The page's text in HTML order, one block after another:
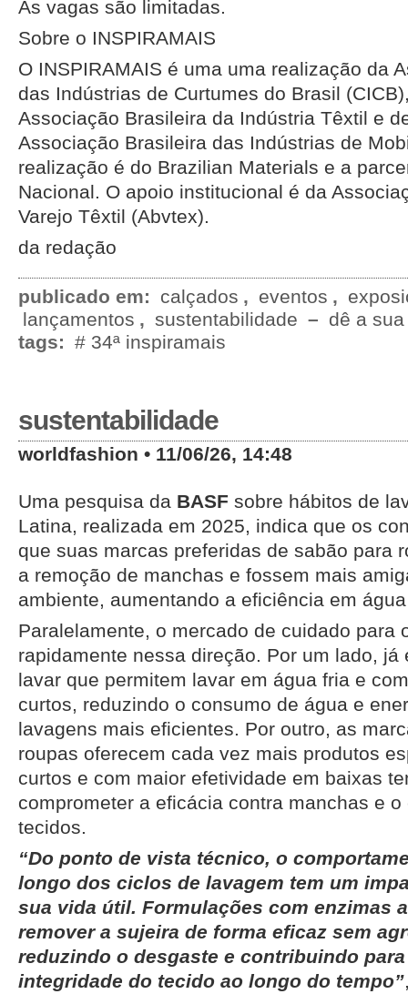
As vagas são limitadas.
Sobre o INSPIRAMAIS
O INSPIRAMAIS é uma uma realização da
das Indústrias de Curtumes do Brasil
Associação Brasileira da Indústria Têxtil e
Associação Brasileira das Indústrias de
realização é do Brazilian Materials e a
Nacional. O apoio institucional é da
Varejo Têxtil (Abvtex).
da redação
publicado em: calçados , eventos ,
lançamentos , sustentabilidade – dê a
tags: # 34ª inspiramais
sustentabilidade
worldfashion • 11/06/26, 14:48
Uma pesquisa da BASF sobre hábitos de
Latina, realizada em 2025, indica que os
que suas marcas preferidas de sabão para
a remoção de manchas e fossem mais
ambiente, aumentando a eficiência em
Paralelamente, o mercado de cuidado para
rapidamente nessa direção. Por um lado, já
lavar que permitem lavar em água fria e
curtos, reduzindo o consumo de água e
lavagens mais eficientes. Por outro, as
roupas oferecem cada vez mais produtos
curtos e com maior efetividade em baixas
comprometer a eficácia contra manchas e
tecidos.
“Do ponto de vista técnico, o
longo dos ciclos de lavagem tem um
sua vida útil. Formulações com enzimas
remover a sujeira de forma eficaz sem
reduzindo o desgaste e contribuindo
integridade do tecido ao longo do tempo”